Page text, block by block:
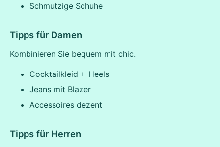
Schmutzige Schuhe
Tipps für Damen
Kombinieren Sie bequem mit chic.
Cocktailkleid + Heels
Jeans mit Blazer
Accessoires dezent
Tipps für Herren